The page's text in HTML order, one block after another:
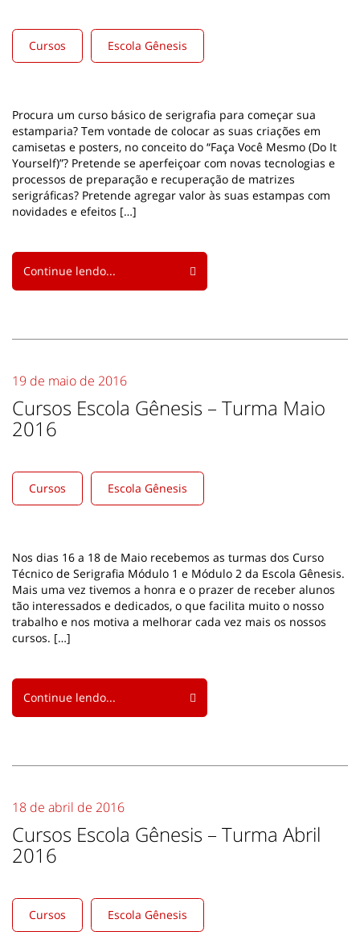
Cursos Escola Gênesis
Procura um curso básico de serigrafia para começar sua
estamparia? Tem vontade de colocar as suas criações em
camisetas e posters, no conceito do “Faça Você Mesmo (Do It
Yourself)”? Pretende se aperfeiçoar com novas tecnologias e
processos de preparação e recuperação de matrizes
serigráficas? Pretende agregar valor às suas estampas com
novidades e efeitos […]
Continue lendo...
19 de maio de 2016
Cursos Escola Gênesis – Turma Maio
2016
Cursos Escola Gênesis
Nos dias 16 a 18 de Maio recebemos as turmas dos Curso
Técnico de Serigrafia Módulo 1 e Módulo 2 da Escola Gênesis.
Mais uma vez tivemos a honra e o prazer de receber alunos
tão interessados e dedicados, o que facilita muito o nosso
trabalho e nos motiva a melhorar cada vez mais os nossos
cursos. […]
Continue lendo...
18 de abril de 2016
Cursos Escola Gênesis – Turma Abril
2016
Cursos Escola Gênesis